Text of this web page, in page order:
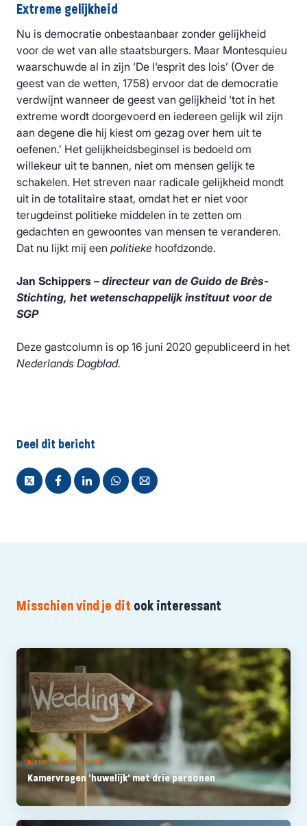
Extreme gelijkheid
Nu is democratie onbestaanbaar zonder gelijkheid
voor de wet van alle staatsburgers. Maar Montesquieu
waarschuwde al in zijn ‘De l'esprit des lois’ (Over de
geest van de wetten, 1758) ervoor dat de democratie
verdwijnt wanneer de geest van gelijkheid ‘tot in het
extreme wordt doorgevoerd en iedereen gelijk wil zijn
aan degene die hij kiest om gezag over hem uit te
oefenen.’ Het gelijkheidsbeginsel is bedoeld om
willekeur uit te bannen, niet om mensen gelijk te
schakelen. Het streven naar radicale gelijkheid mondt
uit in de totalitaire staat, omdat het er niet voor
terugdeinst politieke middelen in te zetten om
gedachten en gewoontes van mensen te veranderen.
Dat nu lijkt mij een politieke hoofdzonde.
Jan Schippers – directeur van de Guido de Brès-
Stichting, het wetenschappelijk instituut voor de
SGP
Deze gastcolumn is op 16 juni 2020 gepubliceerd in het
Nederlands Dagblad.
Deel dit bericht
Misschien vind je dit ook interessant
NIEUWS - 20 JULI 2026
Kamervragen 'huwelijk' met drie personen